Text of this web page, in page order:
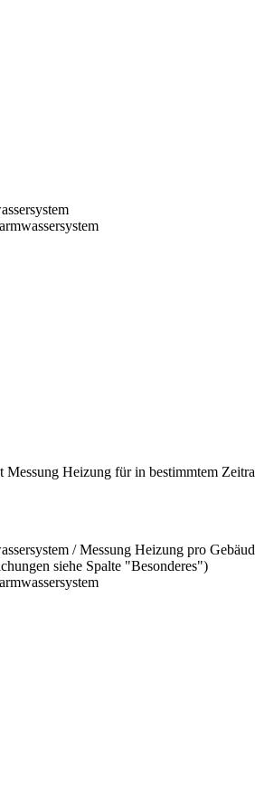
Heizung für in bestimmtem
/ Messung Heizung pro
siehe Spalte "Besonderes")